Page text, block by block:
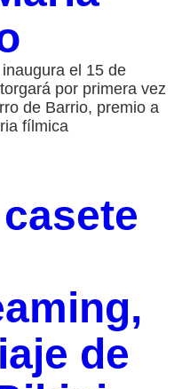
el 15 de
por primera vez
de Barrio, premio a
fílmica
de